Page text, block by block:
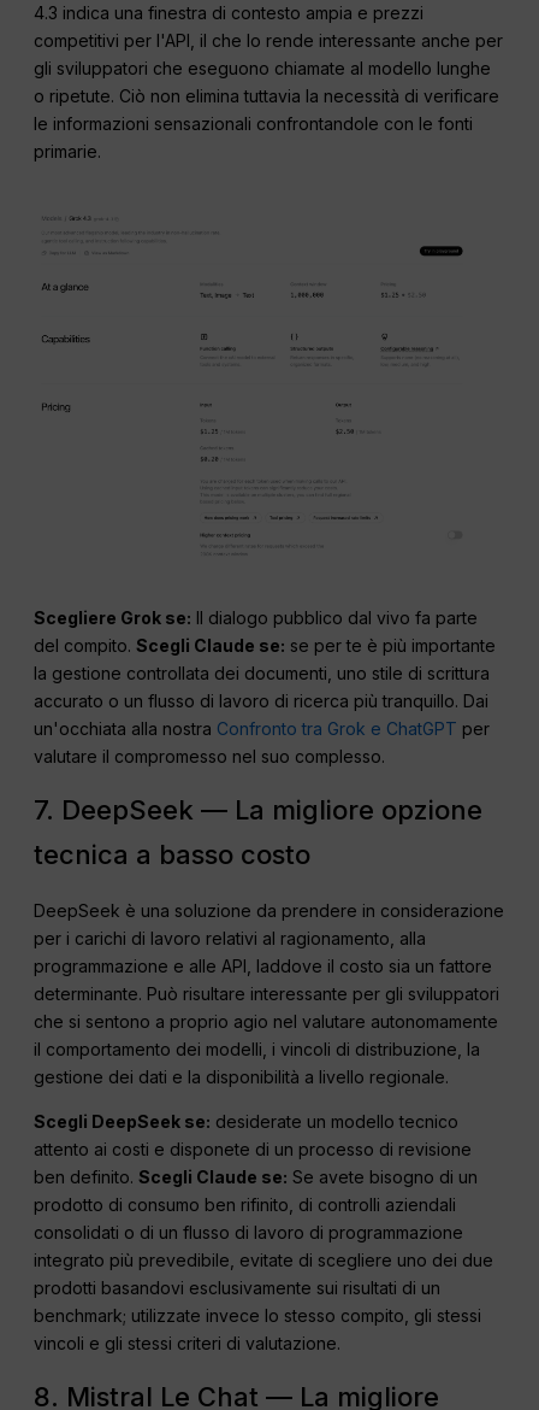
4.3 indica una finestra di contesto ampia e prezzi
competitivi per l'API, il che lo rende interessante anche per
gli sviluppatori che eseguono chiamate al modello lunghe
o ripetute. Ciò non elimina tuttavia la necessità di verificare
le informazioni sensazionali confrontandole con le fonti
primarie.
Scegliere Grok se: Il dialogo pubblico dal vivo fa parte
del compito.Scegli Claude se: se per te è più importante
la gestione controllata dei documenti, uno stile di scrittura
accurato o un flusso di lavoro di ricerca più tranquillo. Dai
un'occhiata alla nostra Confronto tra Grok e ChatGPT per
valutare il compromesso nel suo complesso.
7. DeepSeek — La migliore opzione
tecnica a basso costo
DeepSeek è una soluzione da prendere in considerazione
per i carichi di lavoro relativi al ragionamento, alla
programmazione e alle API, laddove il costo sia un fattore
determinante. Può risultare interessante per gli sviluppatori
che si sentono a proprio agio nel valutare autonomamente
il comportamento dei modelli, i vincoli di distribuzione, la
gestione dei dati e la disponibilità a livello regionale.
Scegli DeepSeek se: desiderate un modello tecnico
attento ai costi e disponete di un processo di revisione
ben definito.Scegli Claude se: Se avete bisogno di un
prodotto di consumo ben rifinito, di controlli aziendali
consolidati o di un flusso di lavoro di programmazione
integrato più prevedibile, evitate di scegliere uno dei due
prodotti basandovi esclusivamente sui risultati di un
benchmark; utilizzate invece lo stesso compito, gli stessi
vincoli e gli stessi criteri di valutazione.
8. Mistral Le Chat — La migliore